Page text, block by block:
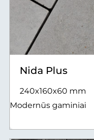
Nida Plus
240x160x60 mm
Modernūs gaminiai